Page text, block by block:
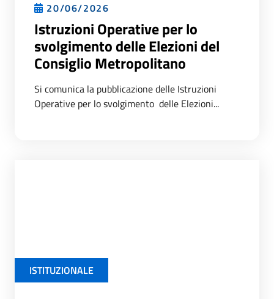
20/06/2026
Istruzioni Operative per lo
svolgimento delle Elezioni del
Consiglio Metropolitano
Si comunica la pubblicazione delle Istruzioni
Operative per lo svolgimento delle Elezioni...
ISTITUZIONALE